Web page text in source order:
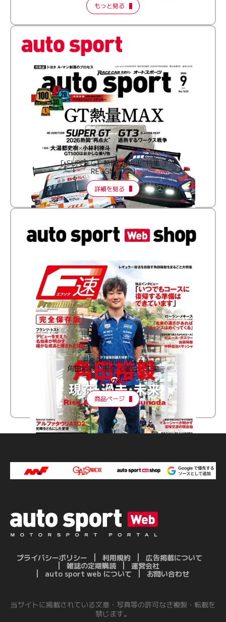
もっと見る
［ SUPER GT 熱闘“再点火”特集 ］
RE:IGNITION
詳細を見る
F速 Premium Vol.3
角田裕毅 現在・過去・未来
2,100円
商品ページ
プライバシーポリシー 利用規約
広告掲載について
雑誌の定期購読
運営会社
auto sport web について
お問い合わせ
当サイトに掲載されている文章・写真等の許可なき複製・転載を
禁じます。